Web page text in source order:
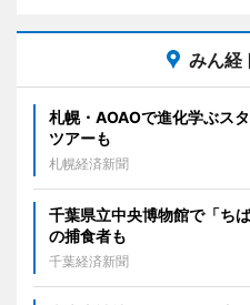
みん経
札幌・AOAOで進化学ぶス
ツアーも
札幌経済新聞
千葉県立中央博物館で「ち
の捕食者も
千葉経済新聞